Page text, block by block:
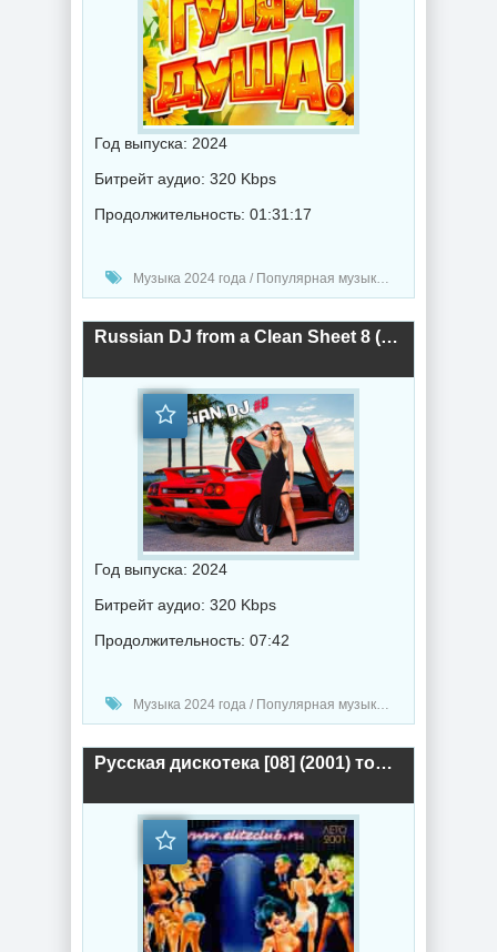
Год выпуска: 2024
Битрейт аудио: 320 Kbps
Продолжительность: 01:31:17
Музыка 2024 года / Популярная музыка / Шансон музыка / Поп музыка / Сборник музыка
Russian DJ from a Clean Sheet 8 (2024) торрент
Год выпуска: 2024
Битрейт аудио: 320 Kbps
Продолжительность: 07:42
Музыка 2024 года / Популярная музыка / Клубная музыка / Хаус музыка / Поп музыка / Танцевальная музыка / Сборник музыка
Русская дискотека [08] (2001) торрент